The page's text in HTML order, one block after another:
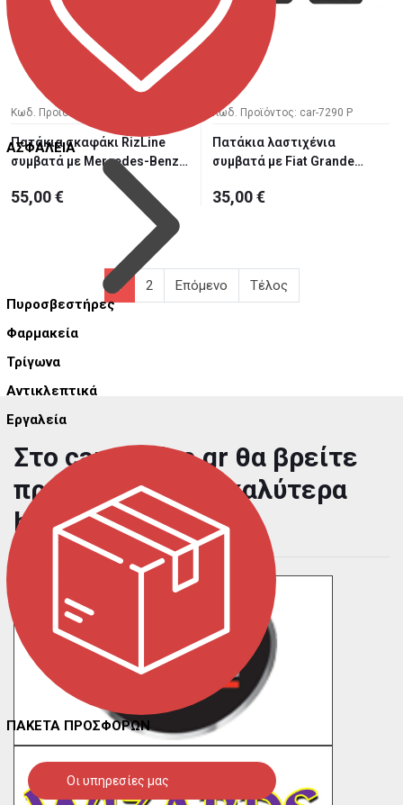
ΑΣΦΑΛΕΙΑ
Πυροσβεστήρες
Φαρμακεία
Τρίγωνα
Αντικλεπτικά
Εργαλεία
ΠΑΚΕΤΑ ΠΡΟΣΦΟΡΩΝ
Οι υπηρεσίες μας
Κωδ. Προϊόντος: car-7291 P
Πατάκια σκαφάκι RizLine
συμβατά με Mercedes-Benz
55,00 €
Κωδ. Προϊόντος: car-7290 P
Πατάκια λαστιχένια
συμβατά με Fiat Grande
35,00 €
1 2 Επόμενο Τέλος
Στο carmaniac.gr θα βρείτε
προϊόντα από τα καλύτερα
brands της αγοράς